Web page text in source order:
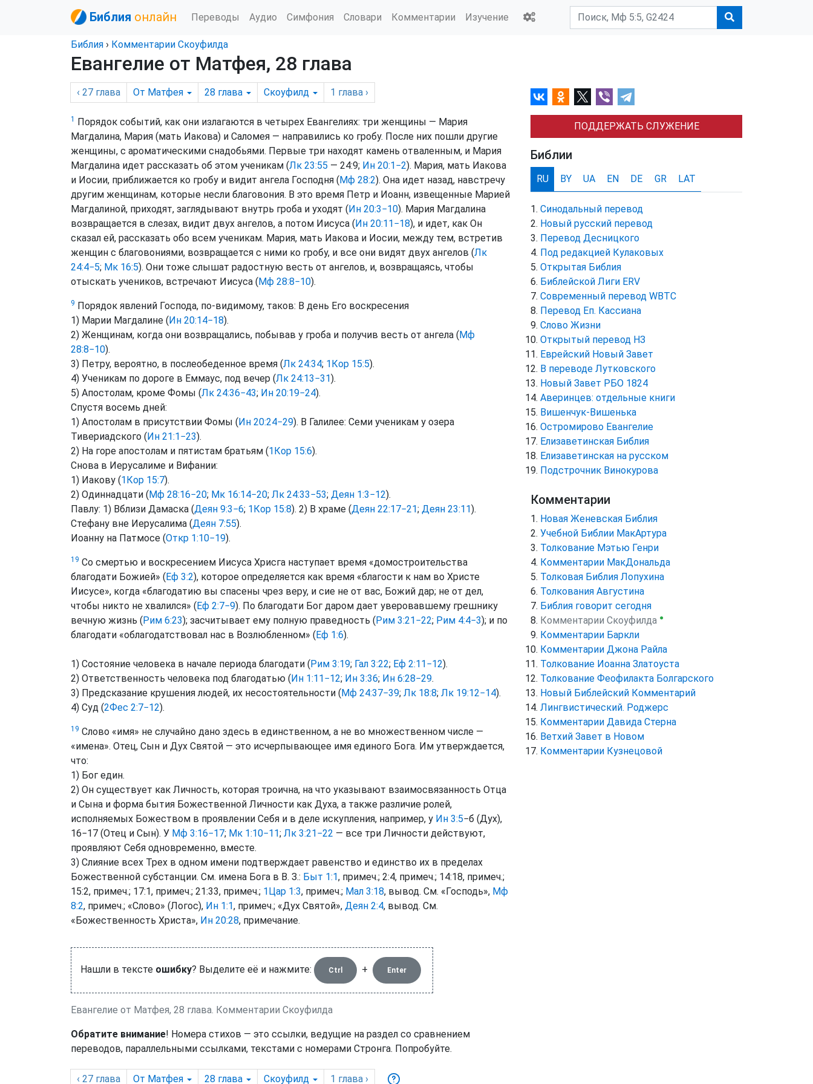
Библия онлайн Переводы Аудио Симфония Словари Комментарии Изучение
Библия › Комментарии Скоуфилда
Евангелие от Матфея, 28 глава
‹ 27 глава От Матфея 28 глава Скоуфилд 1 глава ›
1 Порядок событий, как они излагаются в четырех Евангелиях: три женщины — Мария
Магдалина, Мария (мать Иакова) и Саломея — направились ко гробу. После них пошли другие
женщины, с ароматическими снадобьями. Первые три находят камень отваленным, и Мария
Магдалина идет рассказать об этом ученикам (Лк 23:55 — 24:9; Ин 20:1−2). Мария, мать Иакова
и Иосии, приближается ко гробу и видит ангела Господня (Мф 28:2). Она идет назад, навстречу
другим женщинам, которые несли благовония. В это время Петр и Иоанн, извещенные Марией
Магдалиной, приходят, заглядывают внутрь гроба и уходят (Ин 20:3−10). Мария Магдалина
возвращается в слезах, видит двух ангелов, а потом Иисуса (Ин 20:11−18), и идет, как Он
сказал ей, рассказать обо всем ученикам. Мария, мать Иакова и Иосии, между тем, встретив
женщин с благовониями, возвращается с ними ко гробу, и все они видят двух ангелов (Лк
24:4−5; Мк 16:5). Они тоже слышат радостную весть от ангелов, и, возвращаясь, чтобы
отыскать учеников, встречают Иисуса (Мф 28:8−10).
9 Порядок явлений Господа, по-видимому, таков: В день Его воскресения
1) Марии Магдалине (Ин 20:14−18).
2) Женщинам, когда они возвращались, побывав у гроба и получив весть от ангела (Мф
28:8−10).
3) Петру, вероятно, в послеобеденное время (Лк 24:34; 1Кор 15:5).
4) Ученикам по дороге в Еммаус, под вечер (Лк 24:13−31).
5) Апостолам, кроме Фомы (Лк 24:36−43; Ин 20:19−24).
Спустя восемь дней:
1) Апостолам в присутствии Фомы (Ин 20:24−29). В Галилее: Семи ученикам у озера
Тивериадского (Ин 21:1−23).
2) На горе апостолам и пятистам братьям (1Кор 15:6).
Снова в Иерусалиме и Вифании:
1) Иакову (1Кор 15:7).
2) Одиннадцати (Мф 28:16−20; Мк 16:14−20; Лк 24:33−53; Деян 1:3−12).
Павлу: 1) Вблизи Дамаска (Деян 9:3−6; 1Кор 15:8). 2) В храме (Деян 22:17−21; Деян 23:11).
Стефану вне Иерусалима (Деян 7:55).
Иоанну на Патмосе (Откр 1:10−19).
19 Со смертью и воскресением Иисуса Хрисга наступает время «домостроительства
благодати Божией» (Еф 3:2), которое определяется как время «благости к нам во Христе
Иисусе», когда «благодатию вы спасены чрез веру, и сие не от вас, Божий дар; не от дел,
чтобы никто не хвалился» (Еф 2:7−9). По благодати Бог даром дает уверовавшему грешнику
вечную жизнь (Рим 6:23); засчитывает ему полную праведность (Рим 3:21−22; Рим 4:4−3); и по
благодати «облагодатствовал нас в Возлюбленном» (Еф 1:6).
1) Состояние человека в начале периода благодати (Рим 3:19; Гал 3:22; Еф 2:11−12).
2) Ответственность человека под благодатью (Ин 1:11−12; Ин 3:36; Ин 6:28−29.
3) Предсказание крушения людей, их несостоятельности (Мф 24:37−39; Лк 18:8; Лк 19:12−14).
4) Суд (2Фес 2:7−12).
19 Слово «имя» не случайно дано здесь в единственном, а не во множественном числе —
«имена». Отец, Сын и Дух Святой — это исчерпывающее имя единого Бога. Им утверждается,
что:
1) Бог един.
2) Он существует как Личность, которая троична, на что указывают взаимосвязанность Отца
и Сына и форма бытия Божественной Личности как Духа, а также различие ролей,
исполняемых Божеством в проявлении Себя и в деле искупления, например, у Ин 3:5−б (Дух),
16−17 (Отец и Сын). У Мф 3:16−17; Мк 1:10−11; Лк 3:21−22 — все три Личности действуют,
проявляют Себя одновременно, вместе.
3) Слияние всех Трех в одном имени подтверждает равенство и единство их в пределах
Божественной субстанции. См. имена Бога в В. З.: Быт 1:1, примеч.; 2:4, примеч.; 14:18, примеч.;
15:2, примеч.; 17:1, примеч.; 21:33, примеч.; 1Цар 1:3, примеч.; Мал 3:18, вывод. См. «Господь», Мф
8:2, примеч.; «Слово» (Логос), Ин 1:1, примеч.; «Дух Святой», Деян 2:4, вывод. См.
«Божественность Христа», Ин 20:28, примечание.
Нашли в тексте ошибку? Выделите её и нажмите: Ctrl + Enter
Евангелие от Матфея, 28 глава. Комментарии Скоуфилда
Обратите внимание! Номера стихов — это ссылки, ведущие на раздел со сравнением
переводов, параллельными ссылками, текстами с номерами Стронга. Попробуйте.
‹ 27 глава От Матфея 28 глава Скоуфилд 1 глава ›
ПОДДЕРЖАТЬ СЛУЖЕНИЕ
Библии
RU BY UA EN DE GR LAT
Синодальный перевод
Новый русский перевод
Перевод Десницкого
Под редакцией Кулаковых
Открытая Библия
Библейской Лиги ERV
Cовременный перевод WBTC
Перевод Еп. Кассиана
Слово Жизни
Открытый перевод НЗ
Еврейский Новый Завет
В переводе Лутковского
Новый Завет РБО 1824
Аверинцев: отдельные книги
Вишенчук-Вишенька
Остромирово Евангелие
Елизаветинская Библия
Елизаветинская на русском
Подстрочник Винокурова
Комментарии
Новая Женевская Библия
Учебной Библии МакАртура
Толкование Мэтью Генри
Комментарии МакДональда
Толковая Библия Лопухина
Толкования Августина
Библия говорит сегодня
Комментарии Скоуфилда ●
Комментарии Баркли
Комментарии Джона Райла
Толкование Иоанна Златоуста
Толкование Феофилакта Болгарского
Новый Библейский Комментарий
Лингвистический. Роджерс
Комментарии Давида Стерна
Ветхий Завет в Новом
Комментарии Кузнецовой